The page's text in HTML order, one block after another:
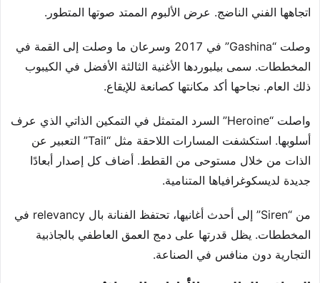
اتجاهها الفني الناضج. عرض الألبوم الممتد صوتها المتطور.
وصلت “Gashina” في 2017 وسرعان ما وصلت إلى القمة في
المخططات. سمى بيلبوردها الأغنية الثالثة الأفضل في الكيبوب
ذلك العام. نجاحها أكد مكانتها كصانعة للإيقاع.
واصلت “Heroine” السرد المتمثل في التمكين الذاتي الذي عرف
أسلوبها. استكشفت المسارات اللاحقة مثل “Tail” التعبير عن
الذات من خلال مستوحى من القطط. أضاف كل إصدار أبعادًا
جديدة لديسكوغرافياها المتنامية.
من “Siren” إلى أحدث أغانيها، تحتفظ الفنانة بال relevancy في
المخططات. يظل قدرتها على دمج العمق العاطفي بالجاذبية
التجارية دون منافس في الصناعة.